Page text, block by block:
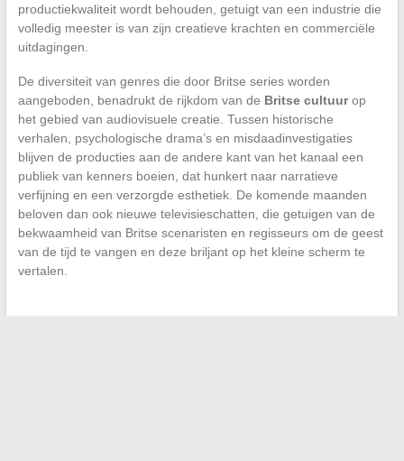
productiekwaliteit wordt behouden, getuigt van een industrie die
volledig meester is van zijn creatieve krachten en commerciële
uitdagingen.
De diversiteit van genres die door Britse series worden
aangeboden, benadrukt de rijkdom van de Britse cultuurop
het gebied van audiovisuele creatie. Tussen historische
verhalen, psychologische drama’s en misdaadinvestigaties
blijven de producties aan de andere kant van het kanaal een
publiek van kenners boeien, dat hunkert naar narratieve
verfijning en een verzorgde esthetiek. De komende maanden
beloven dan ook nieuwe televisieschatten, die getuigen van de
bekwaamheid van Britse scenaristen en regisseurs om de geest
van de tijd te vangen en deze briljant op het kleine scherm te
vertalen.